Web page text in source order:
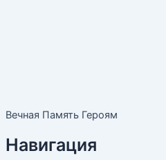
Вечная Память Героям
Навигация